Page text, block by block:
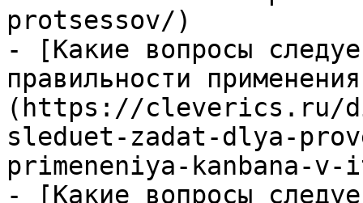
protsessov/)
- [Какие вопросы
правильности
(https://cleverics.ru/
sleduet-zadat-dlya-
primeneniya-kanbana-
- [Какие вопросы